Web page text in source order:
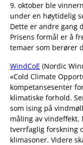
9. oktober ble
under en høytidelig
Dette er andre gang
Prisens formål er å
temaer som berører
WindCoE (Nordic
«Cold Climate
kompetansesenter
klimatiske forhold.
som ising på
måling av
tverrfaglig forskning
klimasoner. Videre